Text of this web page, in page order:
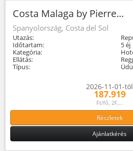
Costa Malaga by Pierre...
Spanyolország, Costa del Sol
Utazás:
Időtartam:
5 éj
Kategória:
Ellátás:
Típus:
2026-11-01-tól
187.919
Ft/fő, 2F,...
Részletek
Ajánlatkérés